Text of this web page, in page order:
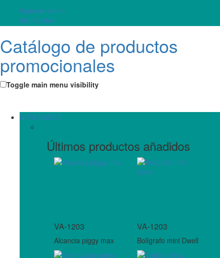
Ingresar como
distribuidor
Catálogo de productos
promocionales
Toggle main menu visibility
NOVEDADES
Últimos productos añadidos
VA-1203
Alcancia piggy max
VA-1203
Bolígrafo mini Dwell